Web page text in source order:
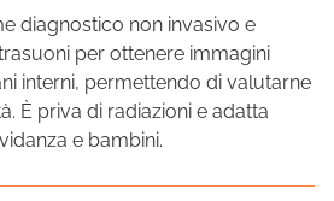
diagnostico non invasivo e
per ottenere immagini
interni, permettendo di valutarne
È priva di radiazioni e adatta
e bambini.